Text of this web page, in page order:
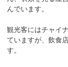
んでいます。
観光客にはチャイ
ていますが、飲食
す。